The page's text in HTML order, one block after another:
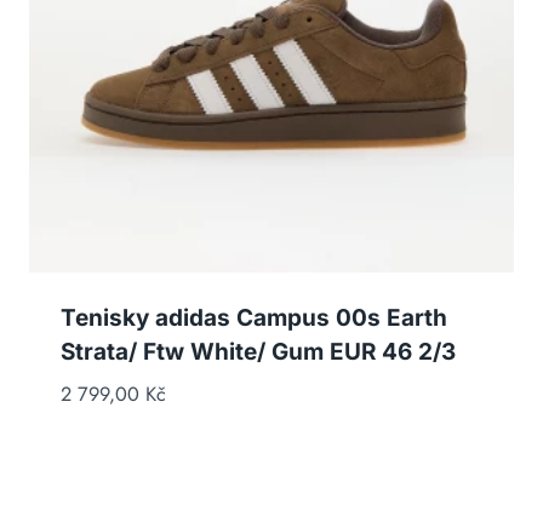
Tenisky adidas Campus 00s Earth
Strata/ Ftw White/ Gum EUR 46 2/3
2 799,00 Kč